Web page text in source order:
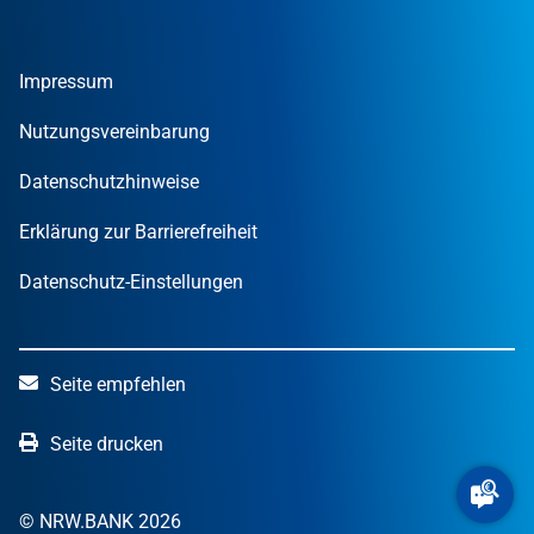
Finanzpublikationen
Öffentliche Kunden
STARTERCENTER NRW
NRW.Venture
Impressum
Nutzungsvereinbarung
Datenschutzhinweise
Erklärung zur Barrierefreiheit
Datenschutz-Einstellungen
Seite empfehlen
Seite drucken
© NRW.BANK 2026